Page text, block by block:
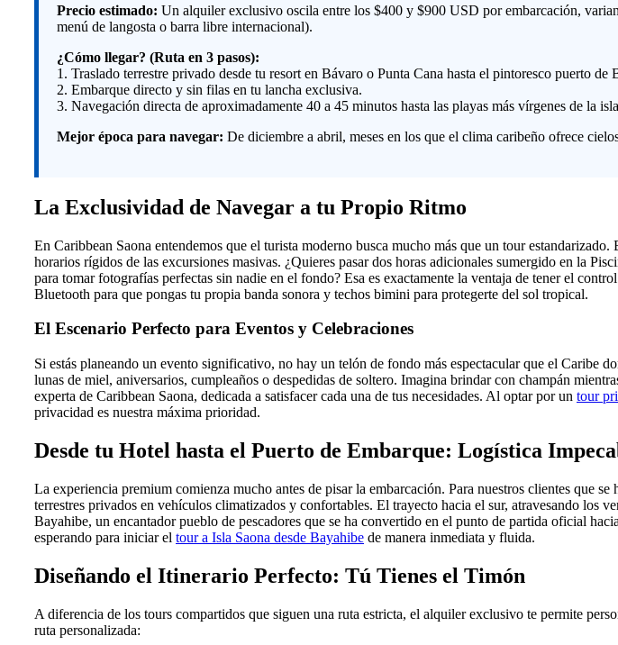
Precio estimado: Un alquiler exclusivo oscila entre los $400 y $900 USD por embarcación,
menú de langosta o barra libre internacional).
¿Cómo llegar? (Ruta en 3 pasos):
1. Traslado terrestre privado desde tu resort en Bávaro o Punta Cana hasta el pintoresco puerto de
2. Embarque directo y sin filas en tu lancha exclusiva.
3. Navegación directa de aproximadamente 40 a 45 minutos hasta las playas más vírgenes de la
Mejor época para navegar: De diciembre a abril, meses en los que el clima caribeño ofrece
La Exclusividad de Navegar a tu Propio Ritmo
En Caribbean Saona entendemos que el turista moderno busca mucho más que un tour
horarios rígidos de las excursiones masivas. ¿Quieres pasar dos horas adicionales sumergido en la
para tomar fotografías perfectas sin nadie en el fondo? Esa es exactamente la ventaja de tener el
Bluetooth para que pongas tu propia banda sonora y techos bimini para protegerte del sol tropical.
El Escenario Perfecto para Eventos y Celebraciones
Si estás planeando un evento significativo, no hay un telón de fondo más espectacular que el Caribe
lunas de miel, aniversarios, cumpleaños o despedidas de soltero. Imagina brindar con champán
experta de Caribbean Saona, dedicada a satisfacer cada una de tus necesidades. Al optar por un tour
privacidad es nuestra máxima prioridad.
Desde tu Hotel hasta el Puerto de Embarque: Logística
La experiencia premium comienza mucho antes de pisar la embarcación. Para nuestros clientes que
terrestres privados en vehículos climatizados y confortables. El trayecto hacia el sur, atravesando los
Bayahibe, un encantador pueblo de pescadores que se ha convertido en el punto de partida oficial
esperando para iniciar el tour a Isla Saona desde Bayahibe de manera inmediata y fluida.
Diseñando el Itinerario Perfecto: Tú Tienes el Timón
A diferencia de los tours compartidos que siguen una ruta estricta, el alquiler exclusivo te permite
ruta personalizada: